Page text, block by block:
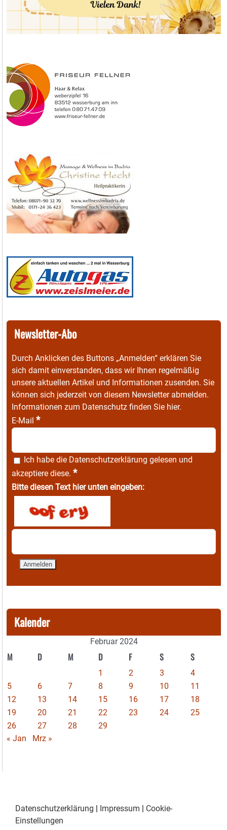
Newsletter-Abo
Durch Anklicken des Buttons „Anmelden“ erklären Sie
sich damit einverstanden, dass wir Ihnen regelmäßig
unsere aktuellen Artikel und Informationen zusenden. Sie
können sich jederzeit von diesem Newsletter abmelden.
Informationen zum Datenschutz finden Sie hier.
E-Mail *
Ich habe die Datenschutzerklärung gelesen und
akzeptiere diese. *
Bitte diesen Text hier unten eingeben:
Kalender
Februar 2024
M D M D F S S
1 2 3
4
5
6 7 8 9 10
11
12
13 14 15 16 17
18
19
20 21 22 23 24
25
26
27 28
29
« Jan
Mrz »
Datenschutzerklärung Impressum
Cookie-
Einstellungen